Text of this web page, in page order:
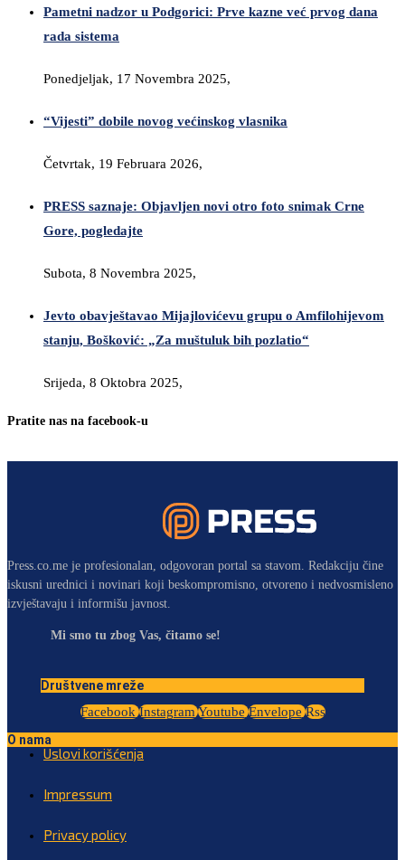
Pametni nadzor u Podgorici: Prve kazne već prvog dana
rada sistema
Ponedjeljak, 17 Novembra 2025,
“Vijesti” dobile novog većinskog vlasnika
Četvrtak, 19 Februara 2026,
PRESS saznaje: Objavljen novi otro foto snimak Crne
Gore, pogledajte
Subota, 8 Novembra 2025,
Jevto obavještavao Mijajlovićevu grupu o Amfilohijevom
stanju, Bošković: „Za muštuluk bih pozlatio“
Srijeda, 8 Oktobra 2025,
Pratite nas na facebook-u
Press.co.me je profesionalan, odgovoran portal sa stavom. Redakciju čine
iskusni urednici i novinari koji beskompromisno, otvoreno i nedvosmisleno
izvještavaju i informišu javnost.
Mi smo tu zbog Vas, čitamo se!
Društvene mreže
Facebook Instagram Youtube Envelope Rss
O nama
Uslovi korišćenja
Impressum
Privacy policy